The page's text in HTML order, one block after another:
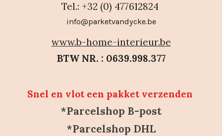
Tel.: +32 (0) 477612824
info@parketvandycke.be
www.b-home-interieur.be
BTW NR. : 0639.998.377
Snel en vlot een pakket verzenden
*Parcelshop B-post
*Parcelshop DHL